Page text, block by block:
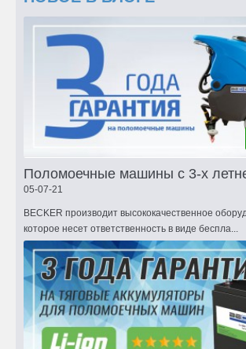
Поломоечные машины с 3-х
05-07-21
BECKER производит высококачественное
которое несет ответственность в виде беспла...